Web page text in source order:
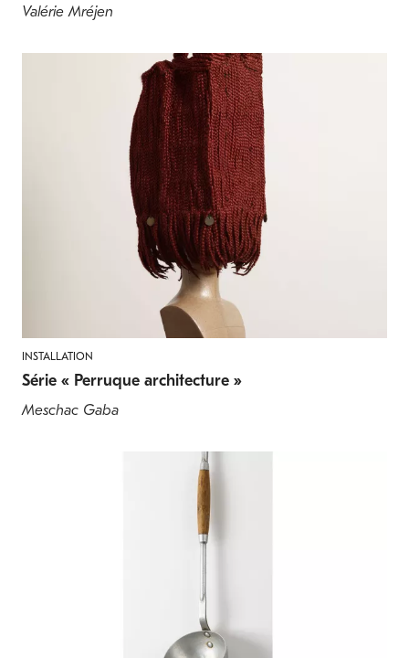
Valérie Mréjen
INSTALLATION
Série « Perruque architecture »
Meschac Gaba